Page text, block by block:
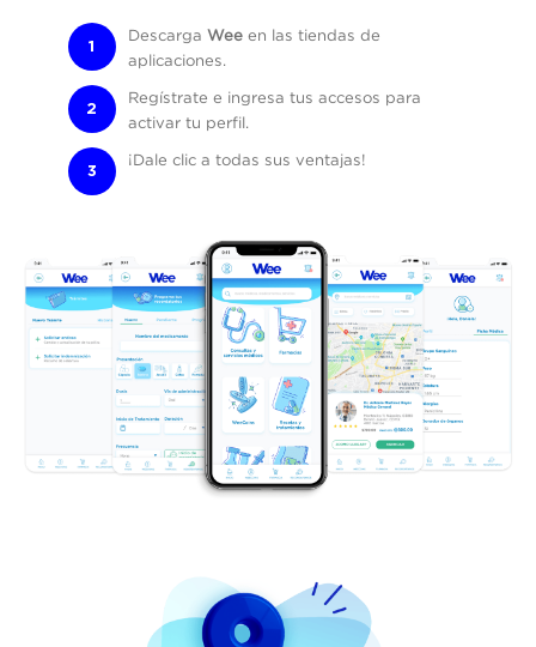
Descarga Weeen las tiendas de
aplicaciones.
Regístrate e ingresa tus accesos para
activar tu perfil.
¡Dale clic a todas sus ventajas!